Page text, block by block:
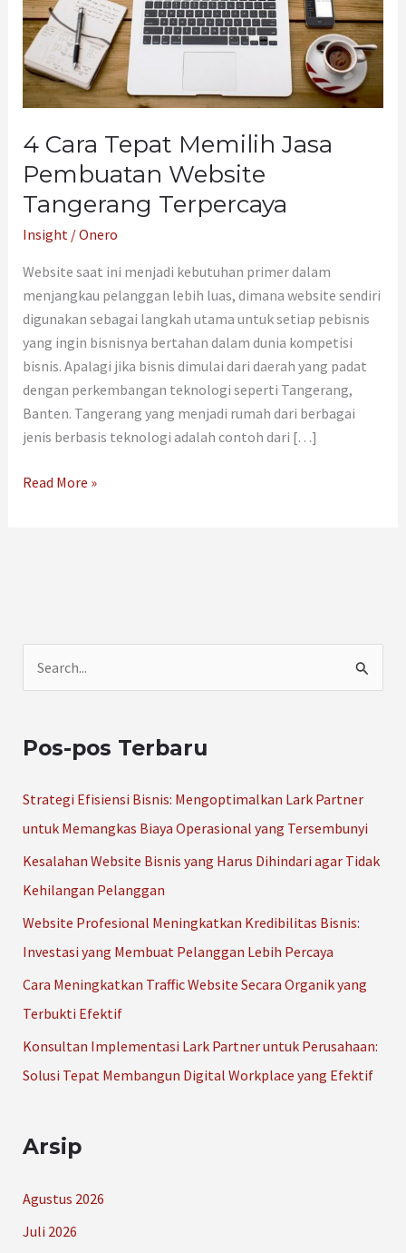
4 Cara Tepat Memilih Jasa
Pembuatan Website
Tangerang Terpercaya
Insight/Onero
Website saat ini menjadi kebutuhan primer dalam
menjangkau pelanggan lebih luas, dimana website sendiri
digunakan sebagai langkah utama untuk setiap pebisnis
yang ingin bisnisnya bertahan dalam dunia kompetisi
bisnis. Apalagi jika bisnis dimulai dari daerah yang padat
dengan perkembangan teknologi seperti Tangerang,
Banten. Tangerang yang menjadi rumah dari berbagai
jenis berbasis teknologi adalah contoh dari […]
Pembuatan
Website
Tangerang
Terpercaya
Read More »
iPos-pos Terbaru
Strategi Efisiensi Bisnis: Mengoptimalkan Lark Partner
untuk Memangkas Biaya Operasional yang Tersembunyi
Kesalahan Website Bisnis yang Harus Dihindari agar Tidak
Kehilangan Pelanggan
Website Profesional Meningkatkan Kredibilitas Bisnis:
Investasi yang Membuat Pelanggan Lebih Percaya
Cara Meningkatkan Traffic Website Secara Organik yang
Terbukti Efektif
Konsultan Implementasi Lark Partner untuk Perusahaan:
Solusi Tepat Membangun Digital Workplace yang Efektif
Arsip
Agustus 2026
Juli 2026